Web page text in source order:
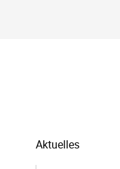
Navigation
Aktuelles